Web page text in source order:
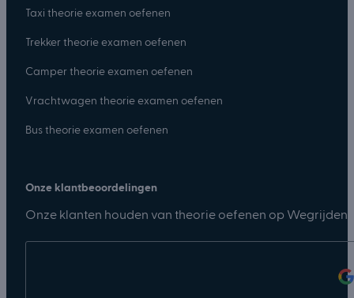
Taxi theorie examen oefenen
Trekker theorie examen oefenen
Camper theorie examen oefenen
Vrachtwagen theorie examen oefenen
Bus theorie examen oefenen
Onze klantbeoordelingen
Onze klanten houden van theorie oefenen op